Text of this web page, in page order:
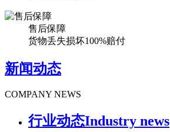
售后保障
货物丢失损坏100%赔付
新闻动态
COMPANY NEWS
行业动态Industry news